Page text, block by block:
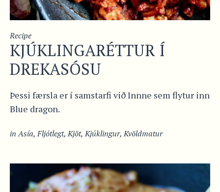
Recipe
KJÚKLINGARÉTTUR Í
DREKASÓSU
Þessi færsla er í samstarfi við Innne sem flytur inn
Blue dragon.
inAsía,Fljótlegt,Kjöt,Kjúklingur,Kvöldmatur